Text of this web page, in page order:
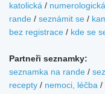
katolická / numerologická
rande / seznámit se /
bez registrace / kde se
Partneři seznamky:
seznamka na rande /
recepty / nemoci, léčba /